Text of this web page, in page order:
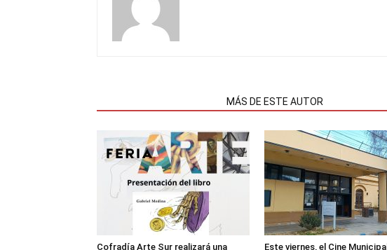
MÁS DE ESTE AUTOR
Cofradía Arte Sur realizará una
Este viernes, el Cine Municipal